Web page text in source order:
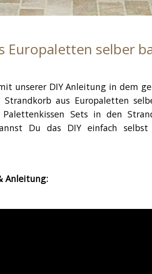
Europaletten selber
unserer DIY Anleitung in dem
aus Europaletten
Sets in den
Du das DIY einfach
Anleitung: